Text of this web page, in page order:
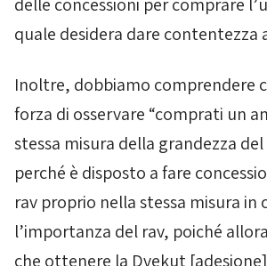
quale desidera dare contentezza
Inoltre, dobbiamo comprendere
forza di osservare “comprati un
stessa misura della grandezza del
perché è disposto a fare
rav proprio nella stessa misura in
l’importanza del rav, poiché
che ottenere la Dvekut